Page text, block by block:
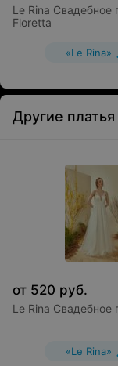
Le Rina Свадебное
Floretta
«Le Rina»
Другие платья
от 520 руб.
Le Rina Свадебное
«Le Rina»